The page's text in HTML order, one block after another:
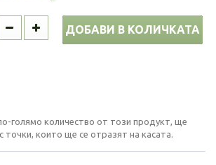
ДОБАВИ В КОЛИЧКАТА
голямо количество от този продукт, ще
точки, които ще се отразят на касата.